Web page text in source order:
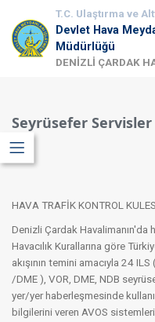
T.C. Ulaştırma ve
Devlet Hava
Müdürlüğü
DENİZLİ ÇARDAK
Seyrüsefer Servisler
HAVA TRAFİK KONTROL
Denizli Çardak Havalimanın'da
Havacılık Kurallarına göre
akışının temini amacıyla 24
/DME ), VOR, DME, NDB
yer/yer haberleşmesinde
bilgilerini veren AVOS